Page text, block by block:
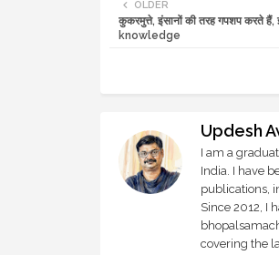
OLDER
कुकरमुत्ते, इंसानों की तरह गपशप करते
knowledge
Updesh
I am a
India. I have
publications,
Since 2012, I
covering the